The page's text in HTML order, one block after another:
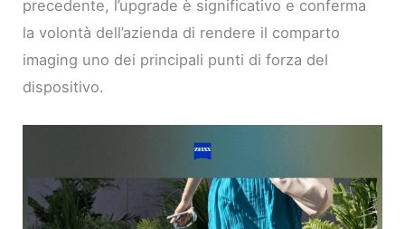
precedente, l’upgrade è significativo e conferma
la volontà dell’azienda di rendere il comparto
imaging uno dei principali punti di forza del
dispositivo.